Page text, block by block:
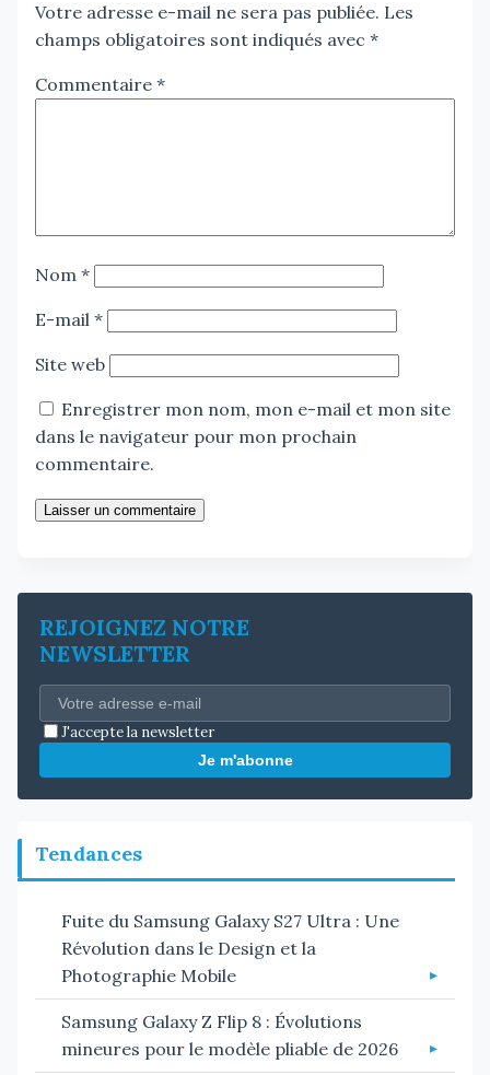
Votre adresse e-mail ne sera pas publiée. Les
champs obligatoires sont indiqués avec *
Commentaire *
Nom *
E-mail *
Site web
Enregistrer mon nom, mon e-mail et mon site
dans le navigateur pour mon prochain
commentaire.
Laisser un commentaire
REJOIGNEZ NOTRE
NEWSLETTER
J'accepte la newsletter
Je m'abonne
Tendances
Fuite du Samsung Galaxy S27 Ultra : Une
Révolution dans le Design et la
Photographie Mobile
Samsung Galaxy Z Flip 8 : Évolutions
mineures pour le modèle pliable de 2026